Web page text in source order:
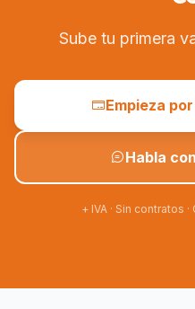
Sube tu primera
Empieza
Habla
+ IVA · Sin contratos